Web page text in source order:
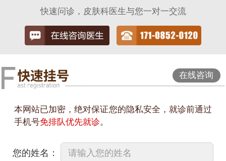
快速问诊，皮肤科医生与您一对一交流
在线咨询
本网站已加密，绝对保证您的隐私安全，就诊前通过
手机号免排队优先就诊。
您的姓名：